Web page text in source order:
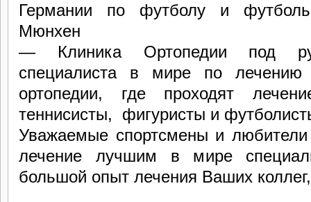
Германии по футболу и
Мюнхен
— Клиника Ортопедии под
специалиста в мире по лечению
ортопедии, где проходят
теннисисты, фигуристы и
Уважаемые спортсмены и
лечение лучшим в мире
большой опыт лечения Ваших